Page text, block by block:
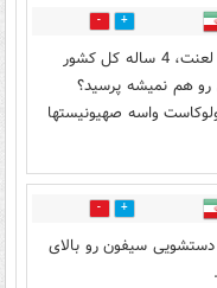
7
بر پدر و مادر اونایی که منفی دادن لعنت، 4 ساله کل کشور
هم نمیشه پرسید؟
واسه صهیونیستها
4
سیفون رو بالای